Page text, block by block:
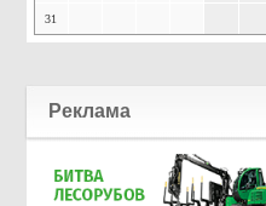
31
Реклама